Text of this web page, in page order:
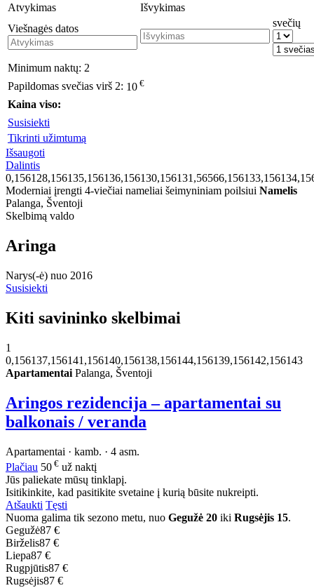
Atvykimas
Išvykimas
Viešnagės datos
svečių
Minimum naktų: 2
Papildomas svečias virš 2: 10 €
Kaina viso:
Susisiekti
Tikrinti užimtumą
Išsaugoti
Dalintis
Moderniai įrengti 4-viečiai nameliai šeimyniniam poilsiui Namelis
Palanga, Šventoji
Skelbimą valdo
Aringa
Narys(-ė) nuo 2016
Susisiekti
Kiti savininko skelbimai
1
0,156137,156141,156140,156138,156144,156139,156142,156143
Apartamentai Palanga, Šventoji
Aringos rezidencija – apartamentai su
balkonais / veranda
Apartamentai · kamb. · 4 asm.
Plačiau 50 € už naktį
Jūs paliekate mūsų tinklapį.
Isitikinkite, kad pasitikite svetaine į kurią būsite nukreipti.
Atšaukti Tęsti
Nuoma galima tik sezono metu, nuo Gegužė 20 iki Rugsėjis 15.
Gegužė87 €
Birželis87 €
Liepa87 €
Rugpjūtis87 €
Rugsėjis87 €